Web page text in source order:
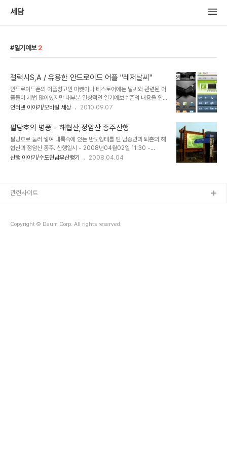
세담
일기예보 2
갤럭시S,A / 유용한 안드로이드 어플 "레저날씨"
안드로이드폰의 어플창고인 마켓이나 티스토어에는 날씨와 관련된 어
플들이 제법 많이있지만 대부분 일상적인 일기예보수준의 내용을 안
내해주는데 그치고 있다. 하지만 레져날씨(leisure weather) 어플
레져활동과 관련된 날씨 정보들을 시간대별로 상세하게 안내해주어
주말이나 연휴를 보내는데 있어 매우 유용한 어플로 인정받고 있다. 먼
저 마켓을 실행하고 "레저날씨" 또는 "leisure weather"로 검색해
본다. 레저날씨 어플을 설치한다. 어플 메뉴로 들어가 레저날씨를 실행
해 보면 우측 캡쳐화면 처럼 전국의 야구장,축구장,명산,놀이공원,골프
인터넷 이야기/모바일 세상 2010.09.07
팔당호의 병풍 - 해협산,정암산 종주산행
팔당호로 둘러 쌓여 내륙속에 있는 반도형태를 띤 남종면과 퇴촌의 해
협산과 정암산 종주. 산행일시 - 2008년04월02일 11:30 -
17:30 참가인원 - 몰운대,세담 2인 동반산행 궂은비...그리고 바람,.
진 우측에 등산로 안내판과 좁은 들머리가 나타난다. 몇번의 이정표를
국사봉에서 가파른 로프길을 따라 내..
산행 이야기/수도권남부산행기 2008.04.04
Copyright © Daum Corp. All rights reserved.
관련사이트